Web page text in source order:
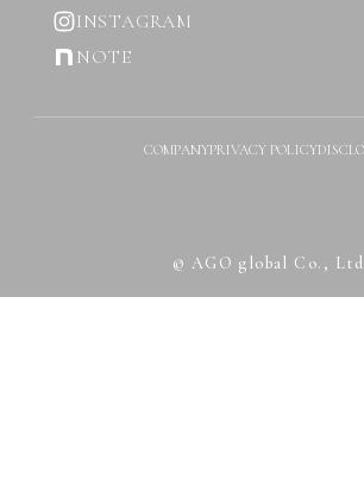
INSTAGRAM
NOTE
COMPANYPRIVACY POLICY
© AGO global Co.,